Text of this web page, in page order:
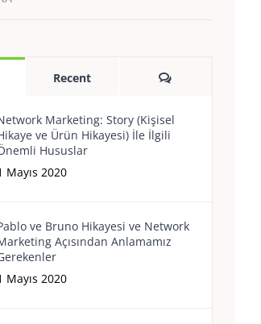
Recent Yorum
Marketing: Story (Kişisel
ve Ürün Hikayesi) İle İlgili
Hususlar
Mayıs 2020
ve Bruno Hikayesi ve Network
Açısından Anlamamız
Mayıs 2020